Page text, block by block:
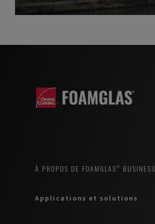
À PROPOS DE FOAMGLAS® BUSINESS
Applications et solutions